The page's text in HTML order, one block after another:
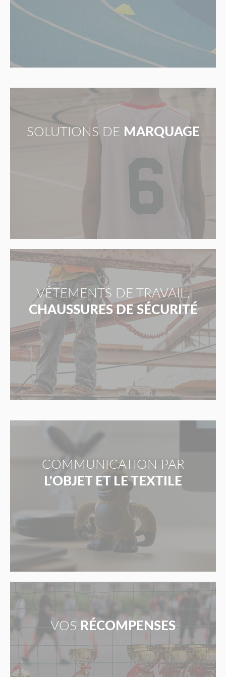
SOLUTIONS DE MARQUAGE
VÊTEMENTS DE TRAVAIL,
CHAUSSURES DE SÉCURITÉ
COMMUNICATION PAR
L'OBJET ET LE TEXTILE
VOS RÉCOMPENSES